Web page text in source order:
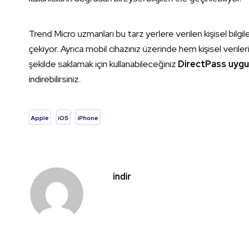
Trend Micro uzmanları bu tarz yerlere verilen kişisel
çekiyor. Ayrıca mobil cihazınız üzerinde hem kişisel
şekilde saklamak için kullanabileceğiniz DirectPass
indirebilirsiniz.
Apple iOS iPhone
indir